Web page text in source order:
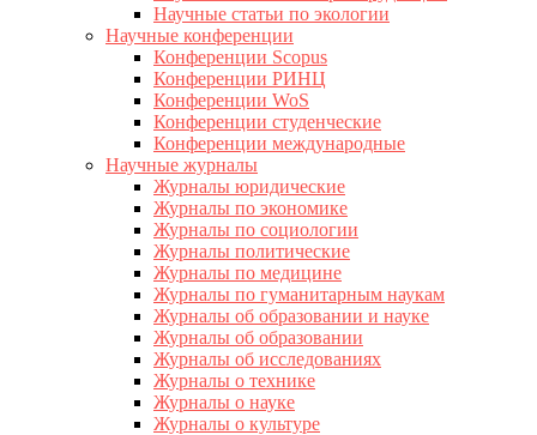
Научные статьи по экологии
Научные конференции
Конференции Scopus
Конференции РИНЦ
Конференции WoS
Конференции студенческие
Конференции международные
Научные журналы
Журналы юридические
Журналы по экономике
Журналы по социологии
Журналы политические
Журналы по медицине
Журналы по гуманитарным наукам
Журналы об образовании и науке
Журналы об образовании
Журналы об исследованиях
Журналы о технике
Журналы о науке
Журналы о культуре